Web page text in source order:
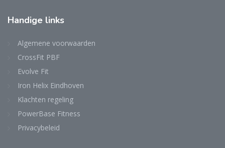
Handige links
Algemene voorwaarden
CrossFit PBF
Evolve Fit
Iron Helix Eindhoven
Klachten regeling
PowerBase Fitness
Privacybeleid